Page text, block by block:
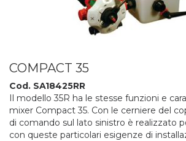
COMPACT 35
Cod. SA18425RR
Il modello 35R ha le stesse funzioni e
mixer Compact 35. Con le cerniere del
di comando sul lato sinistro è realizzato
con queste particolari esigenze di